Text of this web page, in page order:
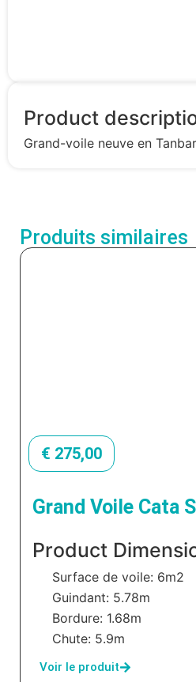
Product
Grand-voile neuve en
Produits similaires
€ 275,00
Grand Voile Cata
Product
Surface de voile: 6m2
Guindant: 5.78m
Bordure: 1.68m
Chute: 5.9m
Voir le produit